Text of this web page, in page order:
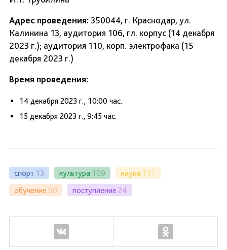
Адрес проведения:350044, г. Краснодар, ул.
Калинина 13, аудитория 106, гл. корпус (14 декабря
2023 г.); аудитория 110, корп. электрофака (15
декабря 2023 г.)
Время проведения:
14 декабря 2023 г., 10:00 час.
15 декабря 2023 г., 9:45 час.
спорт 13 культура 109 наука 111
обучение 90 поступление 24